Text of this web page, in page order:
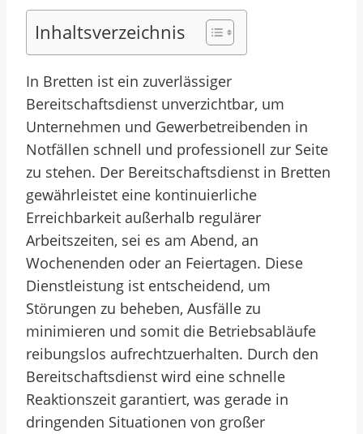
Inhaltsverzeichnis
In Bretten ist ein zuverlässiger
Bereitschaftsdienst unverzichtbar, um
Unternehmen und Gewerbetreibenden in
Notfällen schnell und professionell zur Seite
zu stehen. Der Bereitschaftsdienst in Bretten
gewährleistet eine kontinuierliche
Erreichbarkeit außerhalb regulärer
Arbeitszeiten, sei es am Abend, an
Wochenenden oder an Feiertagen. Diese
Dienstleistung ist entscheidend, um
Störungen zu beheben, Ausfälle zu
minimieren und somit die Betriebsabläufe
reibungslos aufrechtzuerhalten. Durch den
Bereitschaftsdienst wird eine schnelle
Reaktionszeit garantiert, was gerade in
dringenden Situationen von großer